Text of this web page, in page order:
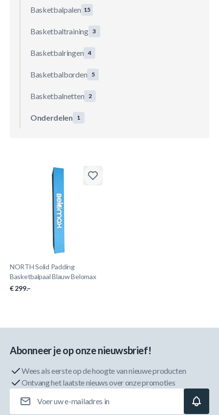
Basketbalpalen 15
Basketbaltraining 3
Basketbalringen 4
Basketbalborden 5
Basketbalnetten 2
Onderdelen 1
NORTH Solid Padding
Basketbalpaal Blauw Belomax
€ 299.–
Abonneer je op onze nieuwsbrief!
Wees als eerste op de hoogte van nieuwe producten
Ontvang het laatste nieuws over onze promoties